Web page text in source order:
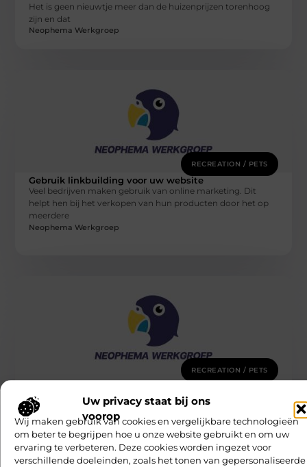
Uw privacy staat bij ons
voorop
Wij maken gebruik van cookies en vergelijkbare technologieën
om beter te begrijpen hoe u onze website gebruikt en om uw
ervaring te verbeteren. Deze cookies worden ingezet voor
verschillende doeleinden, zoals het tonen van gepersonaliseerde
Het is geen nieuwtje meer dan de huizenprijzen torenhoog
zijn en dat
Neophema Werkgroep
RECREATION / PETS
Gebruik linkbuilding voor uw website
Veel bedrijven maken gebruik van online marketing. Dit
helpt hen bij het verkopen van hun producten door het op
meerdere
Neophema Werkgroep
RECREATION / PETS
Het nadeel van drie dankbare beroepen Wat wil je later
worden? Die vraag heb je in het verleden toen je
Neophema Werkgroep